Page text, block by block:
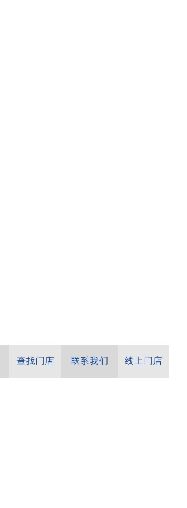
查找门店 联系我们 线上门店